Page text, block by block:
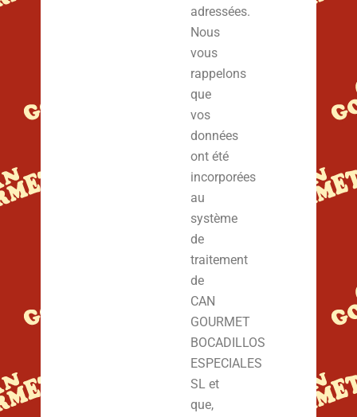
adressées.
Nous
vous
rappelons
que
vos
données
ont été
incorporées
au
système
de
traitement
de
CAN
GOURMET
BOCADILLOS
ESPECIALES
SL et
que,